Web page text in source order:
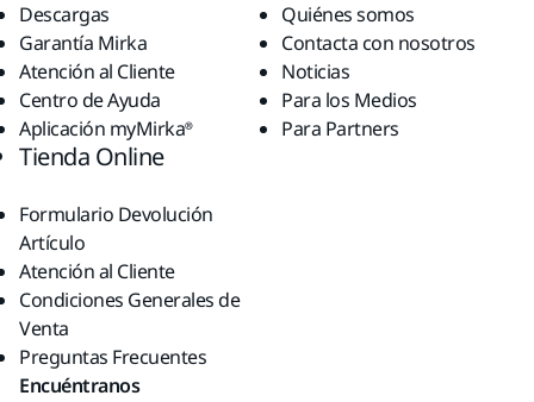
Descargas
Garantía Mirka
Atención al Cliente
Centro de Ayuda
Aplicación myMirka®
Quiénes somos
Contacta con nosotros
Noticias
Para los Medios
Para Partners
Tienda Online
Formulario Devolución
Artículo
Atención al Cliente
Condiciones Generales de
Venta
Preguntas Frecuentes
Encuéntranos